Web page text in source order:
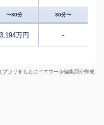
〜30分 30分〜
3,194万円 -
ブラリ をもとにイエウール編集部が作成